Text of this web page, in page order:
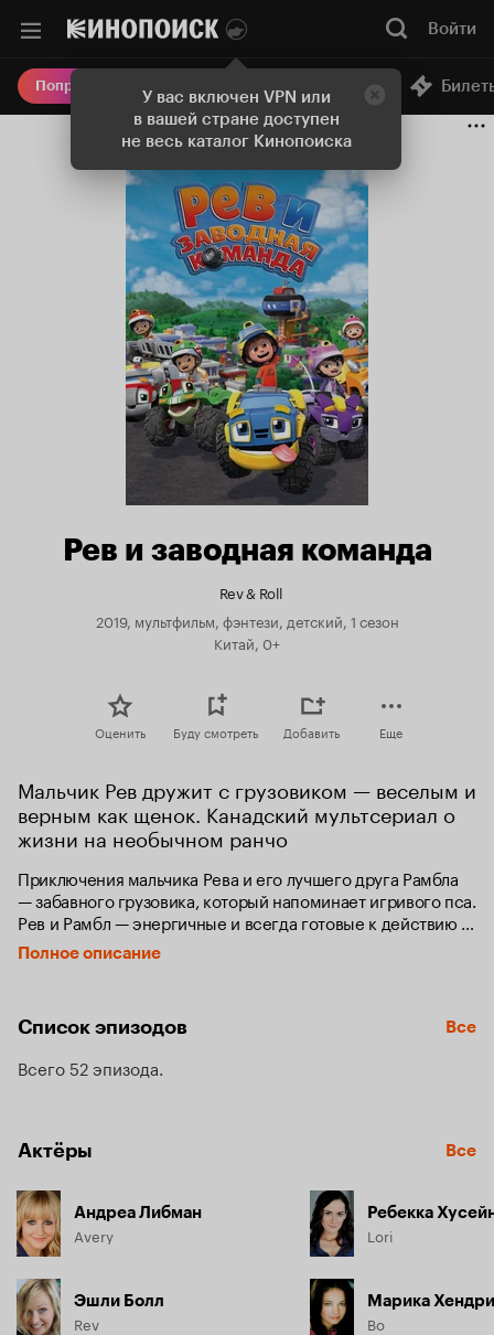
У вас включен VPN или
в вашей стране доступен
не весь каталог Кинопоиска
Войти
Попробовать Плюс Онлайн-кинотеатр
Рев и заводная команда
Rev & Roll
2019, мультфильм, фэнтези, детский, 1 сезон
Китай, 0+
Оценить Буду смотреть Добавить Еще
Мальчик Рев дружит с грузовиком — веселым и
верным как щенок. Канадский мультсериал о
жизни на необычном ранчо
Приключения мальчика Рева и его лучшего друга Рамбла
— забавного грузовика, который напоминает игривого пса.
Рев и Рамбл — энергичные и всегда готовые к действию
друзья, которые живут и работают на семейном ранчо.
Здесь все люди и грузовики находятся в постоянном
Реву и Рамблу совершенно некогда скучать. А с их лучшей
день у них — это новое приключение!
Полное описание
Список эпизодов Все
Всего 52 эпизода
Актёры Все
Андреа Либман
Avery
Эшли Болл
Rev
Ребекка
Lori
Марика
Bo